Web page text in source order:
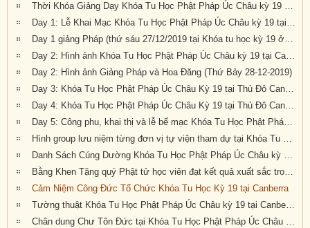
Thời Khóa Giảng Dạy Khóa Tu Học Phật Pháp Úc Châu kỳ 19 tại Canberra
Day 1: Lễ Khai Mạc Khóa Tu Học Phật Pháp Úc Châu kỳ 19 tại Canberra, Úc Châu (Thứ Sáu 27-12-2019)
Day 1 giảng Pháp (thứ sáu 27/12/2019 tại Khóa tu học kỳ 19 ở Canberra)
Day 2: Hình ảnh Khóa Tu Học Phật Pháp Úc Châu kỳ 19 tại Canberra, Úc Châu (Thứ Bảy 28-12-2019)
Day 2: Hình ảnh Giảng Pháp và Hoa Đăng (Thứ Bảy 28-12-2019)
Day 3: Khóa Tu Học Phật Pháp Úc Châu Kỳ 19 tại Thủ Đô Canberra
Day 4: Khóa Tu Học Phật Pháp Úc Châu Kỳ 19 tại Thủ Đô Canberra
Day 5: Công phu, khai thị và lễ bế mạc Khóa Tu Học Phật Pháp Úc Châu kỳ 19 tại Canberra (Thứ Ba, 31/12/2019)
Hình group lưu niệm từng đơn vị tự viện tham dự tại Khóa Tu Học Phật Pháp Úc Châu kỳ 19 tại Canberra
Danh Sách Cúng Dường Khóa Tu Học Phật Pháp Úc Châu kỳ 19 (2019) tại Canberra
Bằng Khen Tặng quý Phật tử học viên đạt kết quả xuất sắc trong kỳ thi cuối khóa
Cảm Niệm Công Đức Tổ Chức Khóa Tu Học Kỳ 19 tại Canberra
Tường thuật Khóa Tu Học Phật Pháp Úc Châu kỳ 19 tại Canberra
Chân dung Chư Tôn Đức tại Khóa Tu Học Phật Pháp Úc Châu kỳ 19